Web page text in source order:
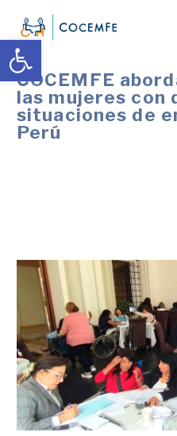
COCEMFE
las mujeres con
situaciones de
Perú
Abrir barra de herramientas